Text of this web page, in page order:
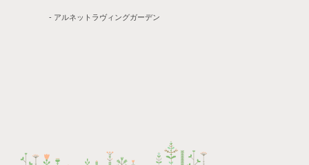
- アルネットラヴィングガーデン